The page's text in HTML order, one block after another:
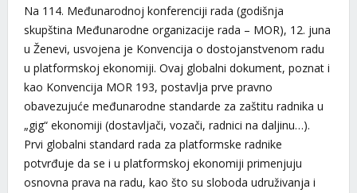
Na 114. Međunarodnoj konferenciji rada (godišnja
skupština Međunarodne organizacije rada – MOR), 12. juna
u Ženevi, usvojena je Konvencija o dostojanstvenom radu
u platformskoj ekonomiji. Ovaj globalni dokument, poznat i
kao Konvencija MOR 193, postavlja prve pravno
obavezujuće međunarodne standarde za zaštitu radnika u
„gig“ ekonomiji (dostavljači, vozači, radnici na daljinu…).
Prvi globalni standard rada za platformske radnike
potvrđuje da se i u platformskoj ekonomiji primenjuju
osnovna prava na radu, kao što su sloboda udruživanja i